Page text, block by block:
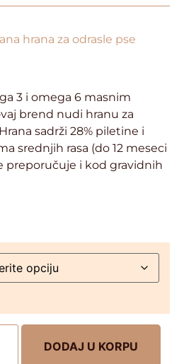
hrana za odrasle pse
3 i omega 6 masnim
brend nudi hranu za
sadrži 28% piletine i
srednjih rasa (do 12 meseci
preporučuje i kod gravidnih
DODAJ U KORPU